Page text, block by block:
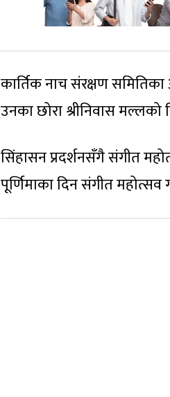
कार्तिक नाच संरक्षण समितिका
उनका छोरा श्रीनिवास
सिंहासन प्रदर्शनसँगै संगीत
पूर्णिमाका दिन संगीत